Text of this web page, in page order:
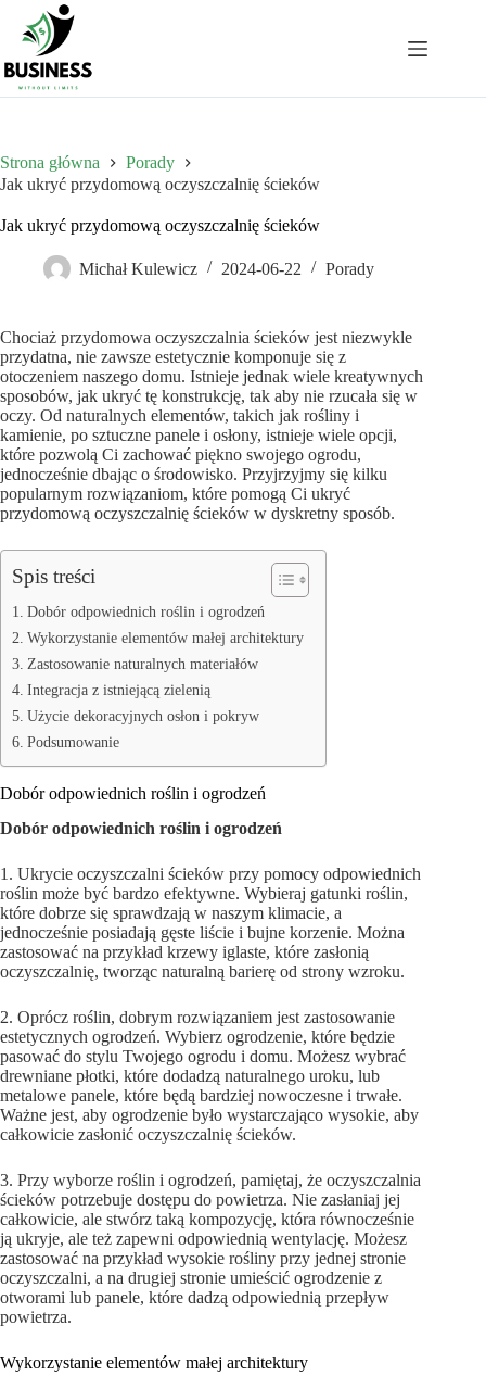
Przejdź
treści
Strona główna
Porady
Jak ukryć przydomową oczyszczalnię ścieków
Jak ukryć przydomową oczyszczalnię ścieków
Michał Kulewicz 2024-06-22 Porady
Chociaż przydomowa oczyszczalnia ścieków jest niezwykle
przydatna, nie zawsze estetycznie komponuje się z
otoczeniem naszego domu. Istnieje jednak wiele kreatywnych
sposobów, jak ukryć tę konstrukcję, tak aby nie rzucała się w
oczy. Od naturalnych elementów, takich jak rośliny i
kamienie, po sztuczne panele i osłony, istnieje wiele opcji,
które pozwolą Ci zachować piękno swojego ogrodu,
jednocześnie dbając o środowisko. Przyjrzyjmy się kilku
popularnym rozwiązaniom, które pomogą Ci ukryć
przydomową oczyszczalnię ścieków w dyskretny sposób.
Spis treści
Dobór odpowiednich roślin i ogrodzeń
Wykorzystanie elementów małej architektury
Zastosowanie naturalnych materiałów
Integracja z istniejącą zielenią
Użycie dekoracyjnych osłon i pokryw
Podsumowanie
Dobór odpowiednich roślin i ogrodzeń
Dobór odpowiednich roślin i ogrodzeń
1. Ukrycie oczyszczalni ścieków przy pomocy odpowiednich
roślin może być bardzo efektywne. Wybieraj gatunki roślin,
które dobrze się sprawdzają w naszym klimacie, a
jednocześnie posiadają gęste liście i bujne korzenie. Można
zastosować na przykład krzewy iglaste, które zasłonią
oczyszczalnię, tworząc naturalną barierę od strony wzroku.
2. Oprócz roślin, dobrym rozwiązaniem jest zastosowanie
estetycznych ogrodzeń. Wybierz ogrodzenie, które będzie
pasować do stylu Twojego ogrodu i domu. Możesz wybrać
drewniane płotki, które dodadzą naturalnego uroku, lub
metalowe panele, które będą bardziej nowoczesne i trwałe.
Ważne jest, aby ogrodzenie było wystarczająco wysokie, aby
całkowicie zasłonić oczyszczalnię ścieków.
3. Przy wyborze roślin i ogrodzeń, pamiętaj, że oczyszczalnia
ścieków potrzebuje dostępu do powietrza. Nie zasłaniaj jej
całkowicie, ale stwórz taką kompozycję, która równocześnie
ją ukryje, ale też zapewni odpowiednią wentylację. Możesz
zastosować na przykład wysokie rośliny przy jednej stronie
oczyszczalni, a na drugiej stronie umieścić ogrodzenie z
otworami lub panele, które dadzą odpowiednią przepływ
powietrza.
Wykorzystanie elementów małej architektury